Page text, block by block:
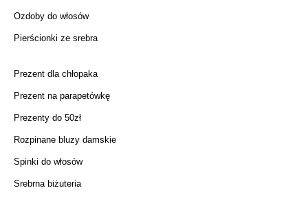
Ozdoby do włosów
Pierścionki ze srebra
Prezent dla chłopaka
Prezent na parapetówkę
Prezenty do 50zł
Rozpinane bluzy damskie
Spinki do włosów
Srebrna biżuteria